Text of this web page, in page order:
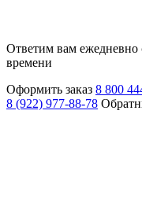
Ответим вам ежедневно
времени
Оформить заказ 8 800
8 (922) 977-88-78